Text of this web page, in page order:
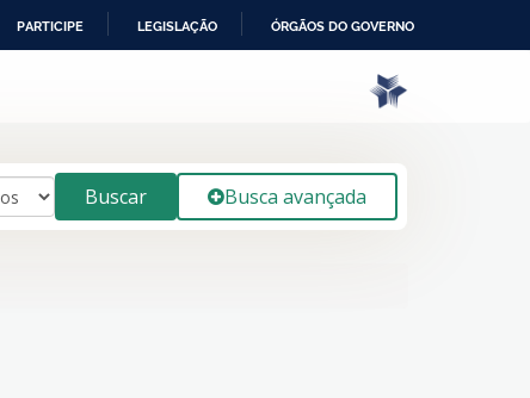
PARTICIPE LEGISLAÇÃO ÓRGÃOS DO GOVERNO
Buscar Busca avançada